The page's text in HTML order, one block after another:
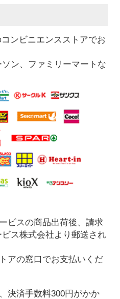
ンビニエンスストアでお
ソン、ファミリーマートな
ビスの商品出荷後、請求
ス株式会社より郵送され
アの窓口でお支払いくだ
決済手数料300円がかか